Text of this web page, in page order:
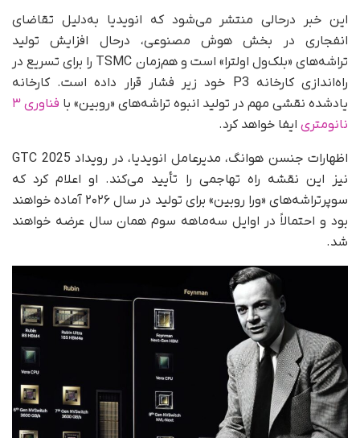
این خبر در‌حالی منتشر می‌شود که انویدیا به‌دلیل تقاضای
انفجاری در بخش هوش مصنوعی، در‌حال افزایش تولید
تراشه‌های «بلک‌ول اولترا» است و هم‌زمان TSMC را برای تسریع در
راه‌اندازی کارخانه P3 خود زیر فشار قرار داده است. کارخانه‌
یادشده نقشی مهم در تولید انبوه تراشه‌های «روبین» با
فناوری ۳
نانومتری ایفا خواهد کرد.
اظهارات جنسن هوانگ، مدیرعامل انویدیا، در رویداد GTC 2025
نیز این نقشه راه تهاجمی را تأیید می‌کند. او اعلام کرد که
سوپرتراشه‌های «ورا روبین» برای تولید در سال ۲۰۲۶ آماده خواهند
بود و احتمالاً در اوایل سه‌ماهه سوم همان سال عرضه خواهند
شد.